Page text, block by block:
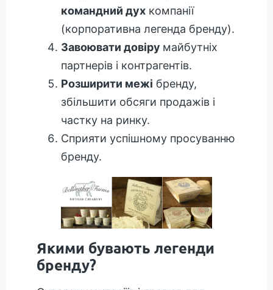
командний дух компанії
(корпоративна легенда бренду).
Завоювати довіру майбутніх
партнерів і контрагентів.
Розширити межі бренду,
збільшити обсяги продажів і
частку на ринку.
Сприяти успішному просуванню
бренду.
Якими бувають легенди
бренду?